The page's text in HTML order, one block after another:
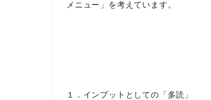
メニュー」
を考えています。
１．インプットとしての「多読」